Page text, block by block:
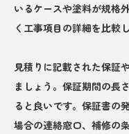
いるケースや塗料が規格
く工事項目の詳細を比較
見積りに記載された保証
ましょう。保証期間の長
ると良いです。保証書の
場合の連絡窓口、補修の